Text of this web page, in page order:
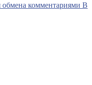
комментариями В